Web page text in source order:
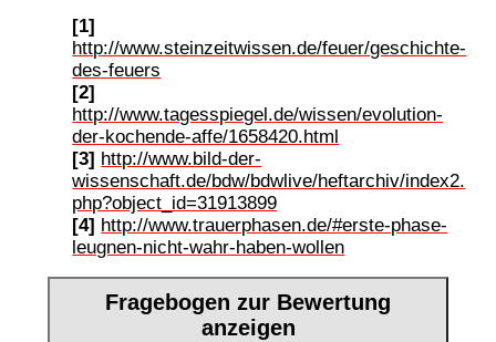
[1]
http://www.steinzeitwissen.de/feuer/geschichte-
des-feuers
[2]
http://www.tagesspiegel.de/wissen/evolution-
der-kochende-affe/1658420.html
[3] http://www.bild-der-
wissenschaft.de/bdw/bdwlive/heftarchiv/index2.
php?object_id=31913899
[4] http://www.trauerphasen.de/#erste-phase-
leugnen-nicht-wahr-haben-wollen
Fragebogen zur Bewertung
anzeigen